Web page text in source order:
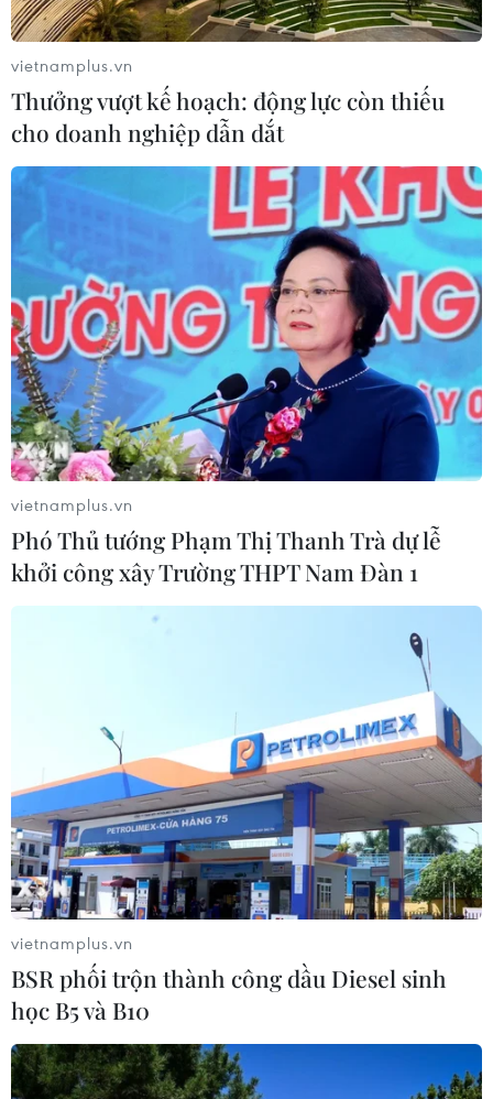
vietnamplus.vn
Thưởng vượt kế hoạch: động lực còn thiếu
cho doanh nghiệp dẫn dắt
vietnamplus.vn
Phó Thủ tướng Phạm Thị Thanh Trà dự lễ
khởi công xây Trường THPT Nam Đàn 1
vietnamplus.vn
BSR phối trộn thành công dầu Diesel sinh
học B5 và B10